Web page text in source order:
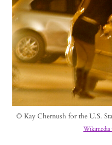
© Kay Chernush for the U.S.
Wikimedia